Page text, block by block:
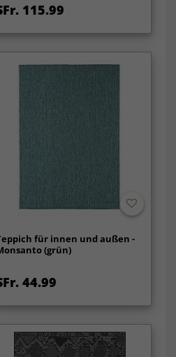
115.99
für innen und außen -
(grün)
44.99